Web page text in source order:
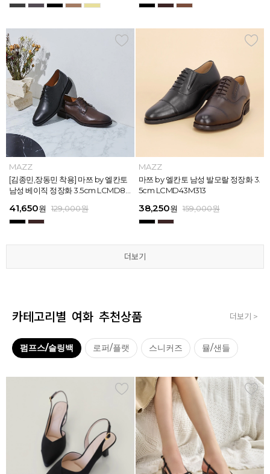
MAZZ
마쯔 by 엘칸토 남성 스트라이프 웨빙
포인트 스니커즈 3cm LCMS68M31
67,150원 179,000원
MAZZ
마쯔 by 엘칸토 남성 플레인 볼륨 컵
솔 스니커즈 3cm LCMS62M613
62,900원 179,000원
더보기
MAZZ
[김종민,장동민 착용] 마쯔 by 엘칸토
남성 베이직 정장화 3.5cm LCMD80
41,650원 129,000원
MAZZ
마쯔 by 엘칸토 남성 발모랄 정장화 3.
5cm LCMD43M313
38,250원 159,000원
더보기
MAZZ
마쯔 by 엘칸토 남성 오버랩 로퍼 2c
m LCMC92I126
38,250원 129,000원
MAZZ
마쯔 by 엘칸토 남성 스트랩 로퍼 2c
m LCMC91M313
39,200원 159,000원
더보기
MAZZ
마쯔 by 엘칸토 남성 포인트 컴포트화
4cm LCMD11M111
41,650원 129,000원
MAZZ
마쯔 by 엘칸토 남성 캐주얼 컴포트화
4cm LCMD13M111
41,650원 129,000원
더보기
MAZZ
마쯔 by 엘칸토 남성 스트라이프 웨빙
포인트 스니커즈 3cm LCMS68M31
67,150원 179,000원
MAZZ
마쯔 by 엘칸토 남성 플레인 볼륨 컵
솔 스니커즈 3cm LCMS62M613
62,900원 179,000원
더보기
MAZZ
[김종민,장동민 착용] 마쯔 by 엘칸토
남성 베이직 정장화 3.5cm LCMD80
41,650원 129,000원
MAZZ
마쯔 by 엘칸토 남성 발모랄 정장화 3.
5cm LCMD43M313
38,250원 159,000원
더보기
카테고리별 여화 추천상품 더보기 >
펌프스/슬링백 로퍼/플랫 스니커즈 뮬/샌들